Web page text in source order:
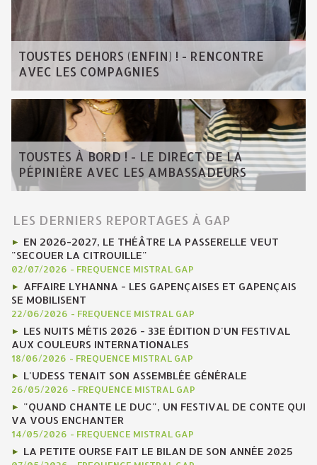
TOUSTES DEHORS (ENFIN) ! - RENCONTRE
AVEC LES COMPAGNIES
TOUSTES À BORD ! - LE DIRECT DE LA
PÉPINIÈRE AVEC LES AMBASSADEURS
LES DERNIERS REPORTAGES À GAP
EN 2026-2027, LE THÉÂTRE LA PASSERELLE VEUT
"SECOUER LA CITROUILLE"
02/07/2026 - FREQUENCE MISTRAL GAP
AFFAIRE LYHANNA - LES GAPENÇAISES ET GAPENÇAIS
SE MOBILISENT
22/06/2026 - FREQUENCE MISTRAL GAP
LES NUITS MÉTIS 2026 - 33E ÉDITION D'UN FESTIVAL
AUX COULEURS INTERNATIONALES
18/06/2026 - FREQUENCE MISTRAL GAP
L'UDESS TENAIT SON ASSEMBLÉE GÉNÉRALE
26/05/2026 - FREQUENCE MISTRAL GAP
"QUAND CHANTE LE DUC", UN FESTIVAL DE CONTE QUI
VA VOUS ENCHANTER
14/05/2026 - FREQUENCE MISTRAL GAP
LA PETITE OURSE FAIT LE BILAN DE SON ANNÉE 2025